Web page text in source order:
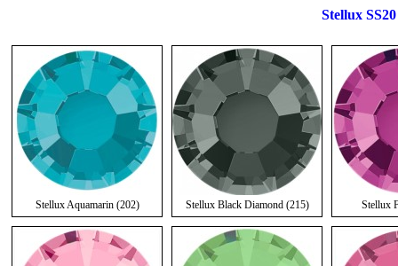
Stellux
Stellux Aquamarin (202) Stellux Black Diamond (215) Stellux